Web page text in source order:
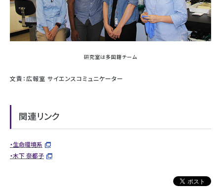
研究室は多国籍チーム
文責：広報室 サイエンスコミュニケーター
関連リンク
・生命環境系
・木下 奈都子